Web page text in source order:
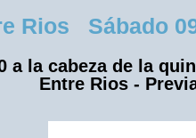
Sábado
a la cabeza de la
Entre Rios -